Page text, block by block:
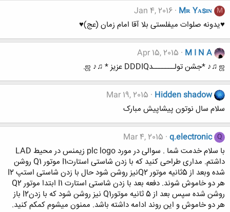
M
Mʀ Yᴀsɪɴ
Jan 4, 2016
♥یدونه صلوات میفلستی بلا آقا امام زمان (عج)♥
M I N A
Apr 15, 2015
ஜ ♫♪ *جشن تولـــــــدDDDIQ عزیز * ♫♪ ஜ.
Hidden shadow
Mar 19, 2015
سلام سال نوتون پیشاپیش مبارک
Q
q.electronic
Mar 4, 2015
با سلام خدمت شما . سوالی در مورد plc logo زیمنس در محیط LAD
داشتم. مداری طراحی کنید که با زدن شاستی استارتI1 موتور Q1 روشن
شده وبعد از 5ثانیه موتور Q2نیز روشن شود حال با زدن شاستی استپ I2
هر دو خاموش شوند. دفعه بعد با زدن شاستی استارت I1 ابتدا موتور Q2
روشن شده سپس بعد از 5 ثانیه موتورQ1 نیز روشن شود که با زدنI2 باز
هر دو خاموش و این روند ادامه داشته باشد. ممنون میشوم کمکم کنید.